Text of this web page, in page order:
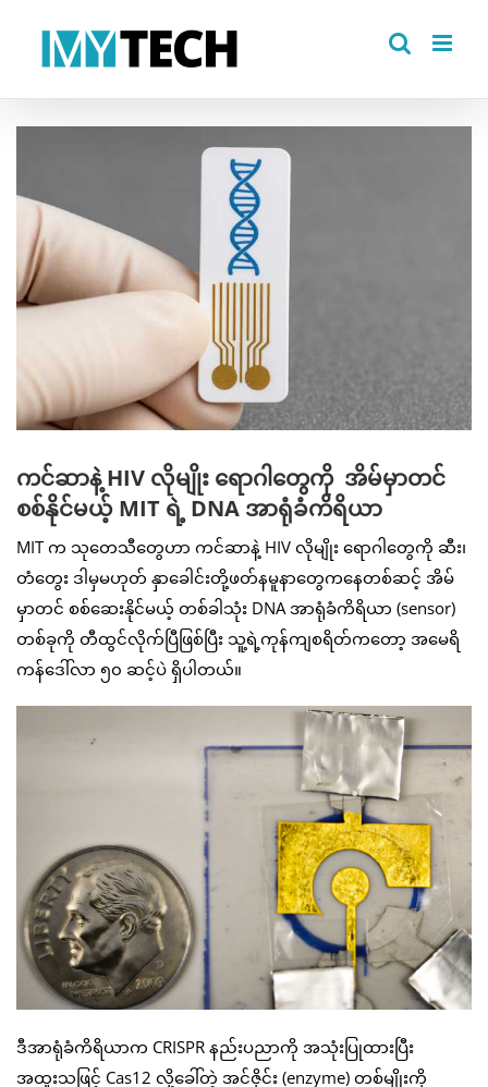
Image
ကင်ဆာနဲ့ HIV လိုမျိုး ရောဂါတွေကို အိမ်မှာတင်
စစ်နိုင်မယ့် MIT ရဲ့ DNA အာရုံခံကိရိယာ
MIT က သုတေသီတွေဟာ ကင်ဆာနဲ့ HIV လိုမျိုး ရောဂါတွေကို ဆီး၊
တံတွေး ဒါမှမဟုတ် နှာခေါင်းတို့ဖတ်နမူနာတွေကနေတစ်ဆင့် အိမ်
မှာတင် စစ်ဆေးနိုင်မယ့် တစ်ခါသုံး DNA အာရုံခံကိရိယာ (sensor)
တစ်ခုကို တီထွင်လိုက်ပြီဖြစ်ပြီး သူ့ရဲ့ကုန်ကျစရိတ်ကတော့ အမေရိ
ကန်ဒေါ်လာ ၅၀ ဆင့်ပဲ ရှိပါတယ်။
ဒီအာရုံခံကိရိယာက CRISPR နည်းပညာကို အသုံးပြုထားပြီး
အထူးသဖြင့် Cas12 လို့ခေါ်တဲ့ အင်ဇိုင်း (enzyme) တစ်မျိုးကို